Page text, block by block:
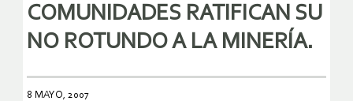
COMUNIDADES RATIFICAN SU
NO ROTUNDO A LA MINERÍA.
8 MAYO, 2007